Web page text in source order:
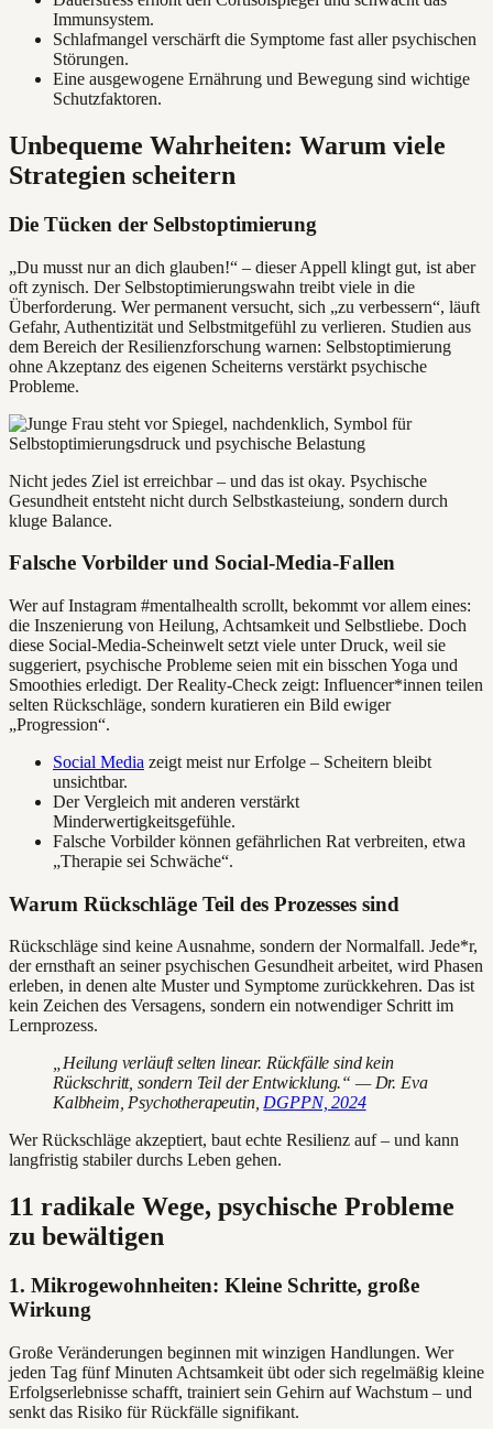
Immunsystem.
Schlafmangel verschärft die Symptome fast aller psychischen
Störungen.
Eine ausgewogene Ernährung und Bewegung sind wichtige
Schutzfaktoren.
Unbequeme Wahrheiten: Warum viele
Strategien scheitern
Die Tücken der Selbstoptimierung
„Du musst nur an dich glauben!“ – dieser Appell klingt gut, ist aber
oft zynisch. Der Selbstoptimierungswahn treibt viele in die
Überforderung. Wer permanent versucht, sich „zu verbessern“, läuft
Gefahr, Authentizität und Selbstmitgefühl zu verlieren. Studien aus
dem Bereich der Resilienzforschung warnen: Selbstoptimierung
ohne Akzeptanz des eigenen Scheiterns verstärkt psychische
Probleme.
Nicht jedes Ziel ist erreichbar – und das ist okay. Psychische
Gesundheit entsteht nicht durch Selbstkasteiung, sondern durch
kluge Balance.
Falsche Vorbilder und Social-Media-Fallen
Wer auf Instagram #mentalhealth scrollt, bekommt vor allem eines:
die Inszenierung von Heilung, Achtsamkeit und Selbstliebe. Doch
diese Social-Media-Scheinwelt setzt viele unter Druck, weil sie
suggeriert, psychische Probleme seien mit ein bisschen Yoga und
Smoothies erledigt. Der Reality-Check zeigt: Influencer*innen teilen
selten Rückschläge, sondern kuratieren ein Bild ewiger
„Progression“.
Social Media zeigt meist nur Erfolge – Scheitern bleibt
unsichtbar.
Der Vergleich mit anderen verstärkt
Minderwertigkeitsgefühle.
Falsche Vorbilder können gefährlichen Rat verbreiten, etwa
„Therapie sei Schwäche“.
Warum Rückschläge Teil des Prozesses sind
Rückschläge sind keine Ausnahme, sondern der Normalfall. Jede*r,
der ernsthaft an seiner psychischen Gesundheit arbeitet, wird Phasen
erleben, in denen alte Muster und Symptome zurückkehren. Das ist
kein Zeichen des Versagens, sondern ein notwendiger Schritt im
Lernprozess.
„Heilung verläuft selten linear. Rückfälle sind kein
Rückschritt, sondern Teil der Entwicklung.“ — Dr. Eva
Kalbheim, Psychotherapeutin,DGPPN, 2024
Wer Rückschläge akzeptiert, baut echte Resilienz auf – und kann
langfristig stabiler durchs Leben gehen.
11 radikale Wege, psychische Probleme
zu bewältigen
1. Mikrogewohnheiten: Kleine Schritte, große
Wirkung
Große Veränderungen beginnen mit winzigen Handlungen. Wer
jeden Tag fünf Minuten Achtsamkeit übt oder sich regelmäßig kleine
Erfolgserlebnisse schafft, trainiert sein Gehirn auf Wachstum – und
senkt das Risiko für Rückfälle signifikant.